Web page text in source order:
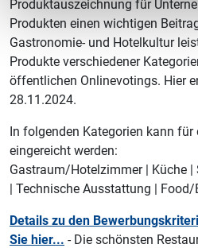
Produktauszeichnung für
Produkten einen wichtigen
Gastronomie- und Hotelkultur
Produkte verschiedener
öffentlichen Onlinevotings. Hier
28.11.2024.
In folgenden Kategorien kann für
eingereicht werden:
Gastraum/Hotelzimmer | Küche
| Technische Ausstattung | Food/
Details zu den
Sie hier... - Die schönsten